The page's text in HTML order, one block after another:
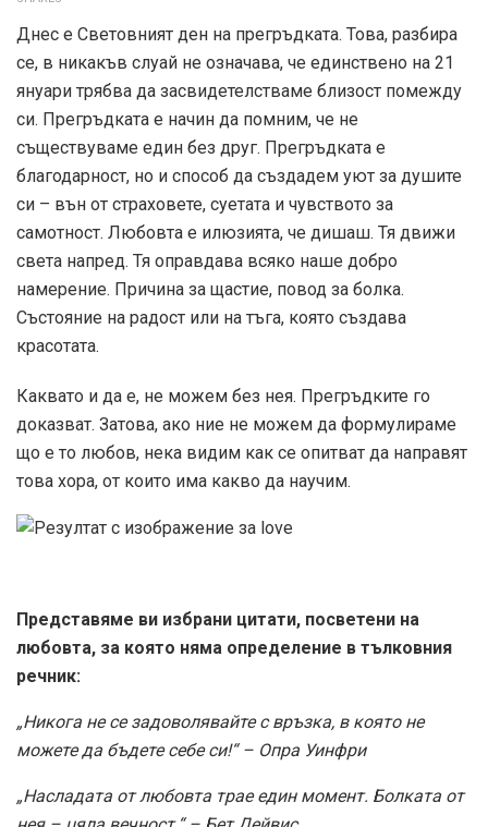
Днес е Световният ден на прегръдката. Това, разбира
се, в никакъв слуай не означава, че единствено на 21
януари трябва да засвидетелстваме близост помежду
си. Прегръдката е начин да помним, че не
съществуваме един без друг. Прегръдката е
благодарност, но и способ да създадем уют за душите
си – вън от страховете, суетата и чувството за
самотност. Любовта е илюзията, че дишаш. Тя движи
света напред. Тя оправдава всяко наше добро
намерение. Причина за щастие, повод за болка.
Състояние на радост или на тъга, която създава
красотата.
Каквато и да е, не можем без нея. Прегръдките го
доказват. Затова, ако ние не можем да формулираме
що е то любов, нека видим как се опитват да направят
това хора, от които има какво да научим.
Представяме ви избрани цитати, посветени на
любовта, за която няма определение в тълковния
речник:
„Никога не се задоволявайте с връзка, в която не
можете да бъдете себе си!“ – Опра Уинфри
„Насладата от любовта трае един момент. Болката от